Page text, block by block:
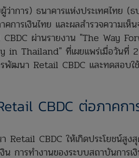
การ) ธนาคารแห่งประเทศไทย (ธป
ารเงินไทย และผลสำรวจความเห็น
ผ่านรายงาน "The Way
Thailand" ที่เผยแพร่เมื่อวันที่ 2
ฒนา Retail CBDC และทดสอบใ
CBDC ต่อภาคการ
CBDC ให้เกิดประโยชน์สูงสุด
น การทำงานของระบบสถาบันการเ